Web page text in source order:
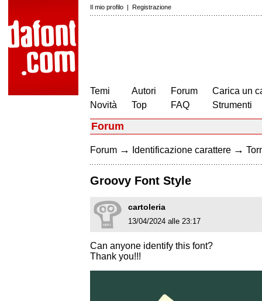
Il mio profilo | Registrazione
Temi
Novità
Autori
Top
Forum
FAQ
Carica un
Strumenti
Forum
Forum → Identificazione carattere →
Groovy Font Style
cartoleria
13/04/2024 alle 23:17
Can anyone identify this font?
Thank you!!!